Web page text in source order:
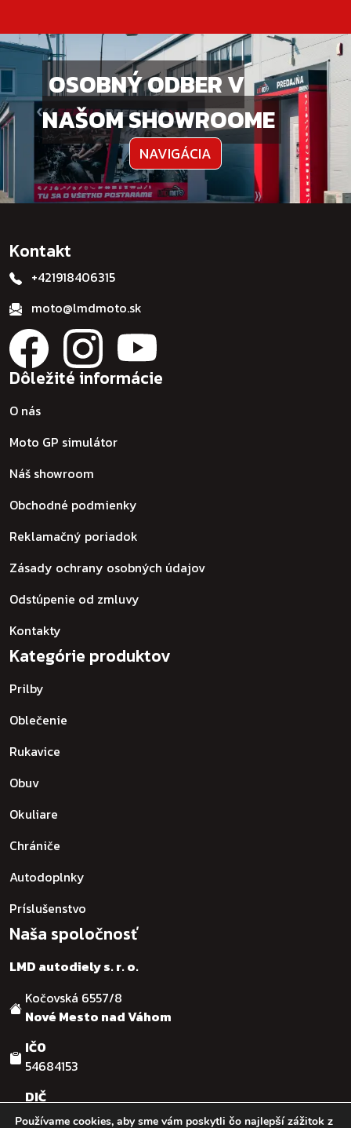
OSOBNÝ ODBER V
NAŠOM SHOWROOME
NAVIGÁCIA
Kontakt
+421918406315
moto@lmdmoto.sk
Dôležité informácie
O nás
Moto GP simulátor
Náš showroom
Obchodné podmienky
Reklamačný poriadok
Zásady ochrany osobných údajov
Odstúpenie od zmluvy
Kontakty
Kategórie produktov
Prilby
Oblečenie
Rukavice
Obuv
Okuliare
Chrániče
Autodoplnky
Príslušenstvo
Naša spoločnosť
LMD autodiely s. r. o.
Kočovská 6557/8
Nové Mesto nad Váhom
IČO
54684153
DIČ
SK2121755482
Používame cookies, aby sme vám poskytli čo najlepší zážitok z